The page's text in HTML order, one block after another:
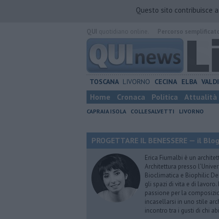
Questo sito contribuisce
TOSCANA LIVORNO CECINA ELBA
Home Cronaca Politica Attualità
CAPRAIA ISOLA COLLESALVETTI LIVORNO
PROGETTARE IL BENESSERE — il
Erica Fiumalbi è un
Architettura presso
Bioclimatica e Biophilic
gli spazi di vita e di
passione per la
incasellarsi in uno stile
incontro tra i gusti di chi